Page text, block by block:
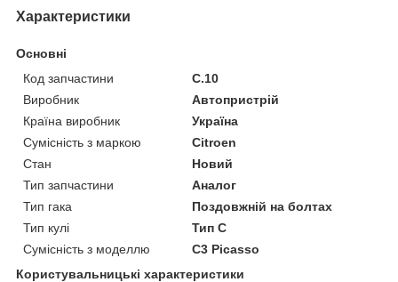
Характеристики
Основні
Код запчастини
С.10
Виробник
Автопристрій
Країна виробник
Україна
Сумісність з маркою
Citroen
Стан
Новий
Тип запчастини
Аналог
Тип гака
Поздовжній на болтах
Тип кулі
Тип C
Сумісність з моделлю
C3 Picasso
Користувальницькі характеристики